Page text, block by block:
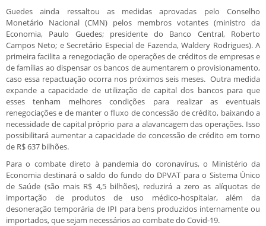
Guedes ainda ressaltou as medidas aprovadas pelo Conselho
Monetário Nacional (CMN) pelos membros votantes (ministro da
Economia, Paulo Guedes; presidente do Banco Central, Roberto
Campos Neto; e Secretário Especial de Fazenda, Waldery Rodrigues). A
primeira facilita a renegociação de operações de créditos de empresas e
de famílias ao dispensar os bancos de aumentarem o provisionamento,
caso essa repactuação ocorra nos próximos seis meses. Outra medida
expande a capacidade de utilização de capital dos bancos para que
esses tenham melhores condições para realizar as eventuais
renegociações e de manter o fluxo de concessão de crédito, baixando a
necessidade de capital próprio para a alavancagem das operações. Isso
possibilitará aumentar a capacidade de concessão de crédito em torno
de R$ 637 bilhões.
Para o combate direto à pandemia do coronavírus, o Ministério da
Economia destinará o saldo do fundo do DPVAT para o Sistema Único
de Saúde (são mais R$ 4,5 bilhões), reduzirá a zero as alíquotas de
importação de produtos de uso médico-hospitalar, além da
desoneração temporária de IPI para bens produzidos internamente ou
importados, que sejam necessários ao combate do Covid-19.